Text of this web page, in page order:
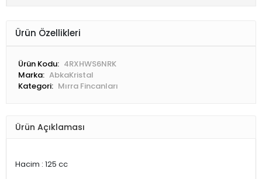
Ürün Özellikleri
Ürün Kodu: 4RXHWS6NRK
Marka: AbkaKristal
Kategori: Mırra Fincanları
Ürün Açıklaması
Hacim : 125 cc